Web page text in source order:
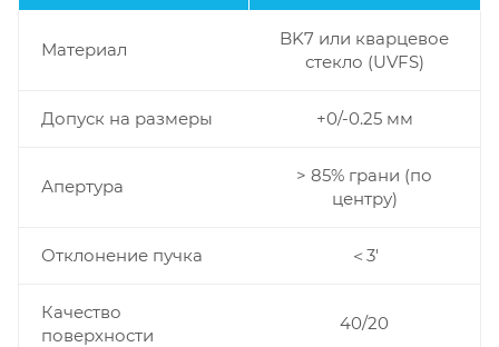
Материал
BK7 или кварцевое
стекло (UVFS)
Допуск на размеры +0/-0.25 мм
Апертура
> 85% грани (по
центру)
Отклонение пучка ＜3′
Качество
поверхности
40/20